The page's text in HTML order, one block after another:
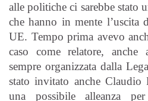
alle politiche ci sarebbe stato
che hanno in mente l’uscita
UE. Tempo prima avevo
caso come relatore, anche
sempre organizzata dalla
stato invitato anche Claudio
una possibile alleanza